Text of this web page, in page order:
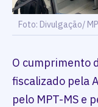
Foto: Divulgação/
O cumprimento
fiscalizado pela
pelo MPT-MS e